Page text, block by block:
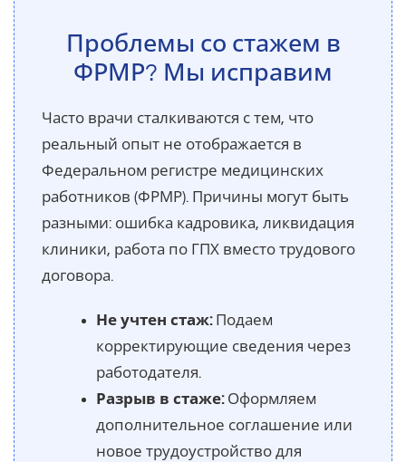
Проблемы со стажем в
ФРМР? Мы исправим
Часто врачи сталкиваются с тем, что
реальный опыт не отображается в
Федеральном регистре медицинских
работников (ФРМР). Причины могут быть
разными: ошибка кадровика, ликвидация
клиники, работа по ГПХ вместо трудового
договора.
Не учтен стаж:Подаем
корректирующие сведения через
работодателя.
Разрыв в стаже:Оформляем
дополнительное соглашение или
новое трудоустройство для